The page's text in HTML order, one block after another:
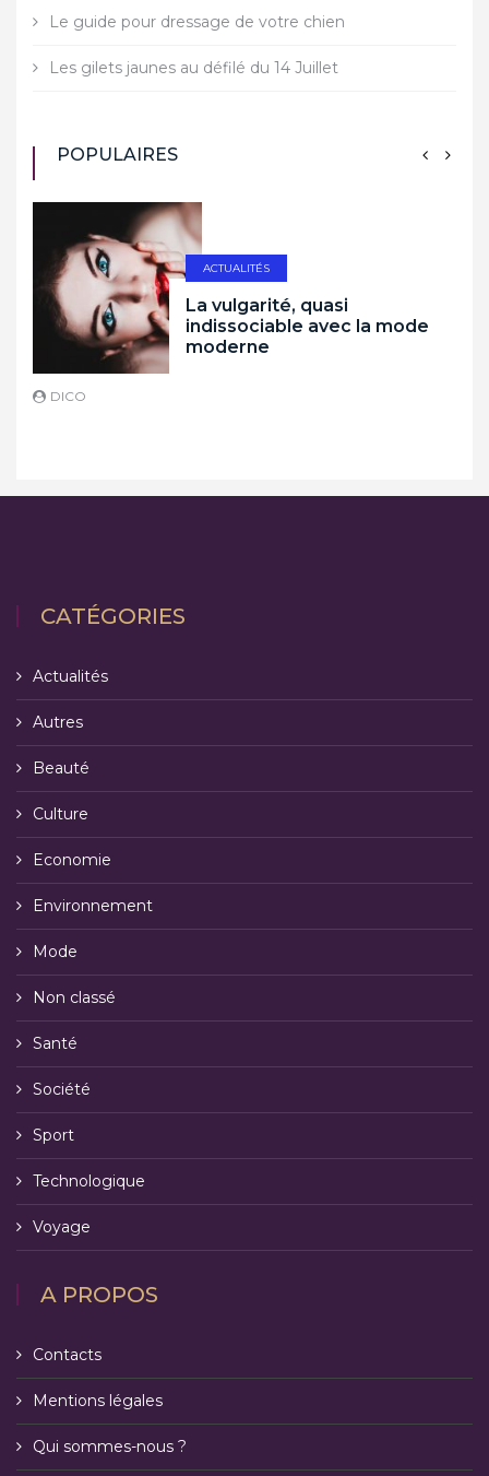
Le guide pour dressage de votre chien
Les gilets jaunes au défilé du 14 Juillet
POPULAIRES
ACTUALITÉS
La vulgarité, quasi
indissociable avec la mode
moderne
DICO
CATÉGORIES
Actualités
Autres
Beauté
Culture
Economie
Environnement
Mode
Non classé
Santé
Société
Sport
Technologique
Voyage
A PROPOS
Contacts
Mentions légales
Qui sommes-nous ?